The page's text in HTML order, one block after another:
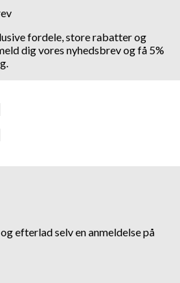
fordele, store rabatter og
dig vores nyhedsbrev og få 5%
efterlad selv en anmeldelse på